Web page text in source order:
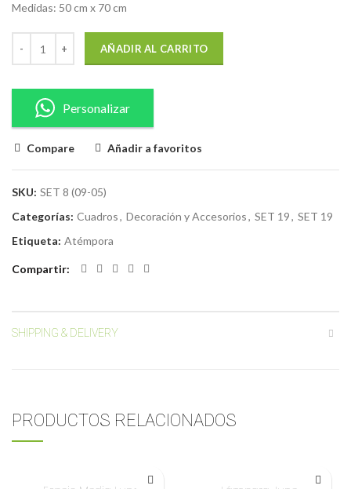
Medidas: 50 cm x 70 cm
AÑADIR AL CARRITO
Personalizar
Compare Añadir a favoritos
SKU: SET 8 (09-05)
Categorías: Cuadros, Decoración y Accesorios, SET 19, SET 19
Etiqueta: Atémpora
Compartir
SHIPPING & DELIVERY
PRODUCTOS RELACIONADOS